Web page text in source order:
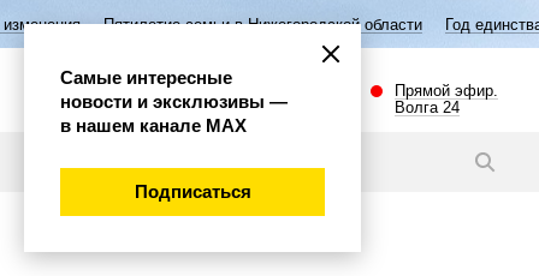
Пятилетие семьи в Нижегородской области Год единства народов
Прямой эфир.
Волга 24
Самые интересные
новости и эксклюзивы —
в нашем канале МАХ
Подписаться